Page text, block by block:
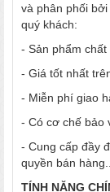
và phân phối
quý khách:
- Sản phẩm
- Giá tốt nhất
- Miễn phí giao
- Có cơ chế bảo
- Cung cấp đầy
quyền bán
TÍNH NĂNG